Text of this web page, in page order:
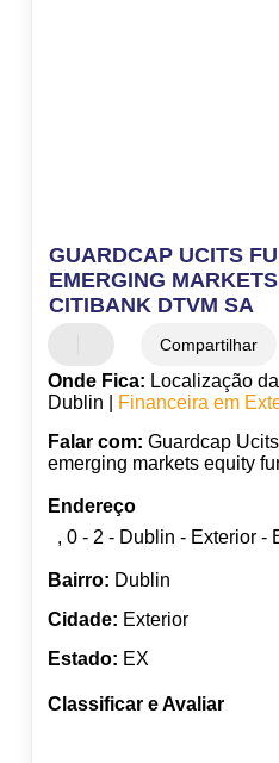
GUARDCAP UCITS
EMERGING
CITIBANK DTVM SA
Compartilhar
Onde Fica: Localização
Dublin |
Financeira em
Falar com: Guardcap
emerging markets equity
Endereço
, 0 - 2 - Dublin - Exterior -
Bairro: Dublin
Cidade: Exterior
Estado: EX
Classificar e Avaliar